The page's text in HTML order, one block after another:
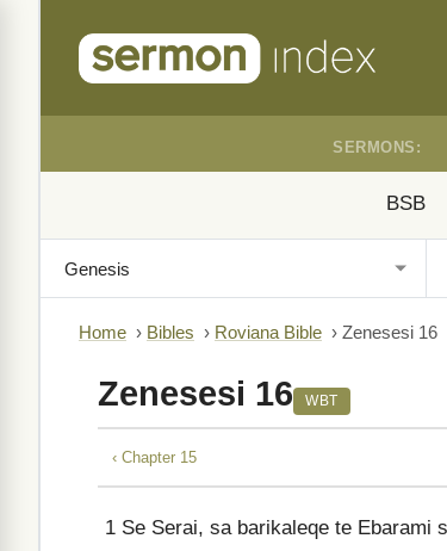
SERMONS:
BSB
Home › Bibles › Roviana Bible › Zenesesi 16
Zenesesi 16 WBT
‹ Chapter 15
1 Se Serai, sa barikaleqe te Ebarami